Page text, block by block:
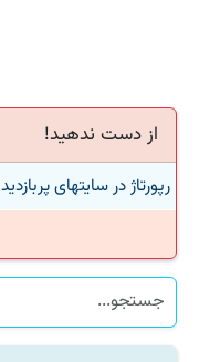
از دست ندهید!
رپورتاژ در سایتهای پربازدید